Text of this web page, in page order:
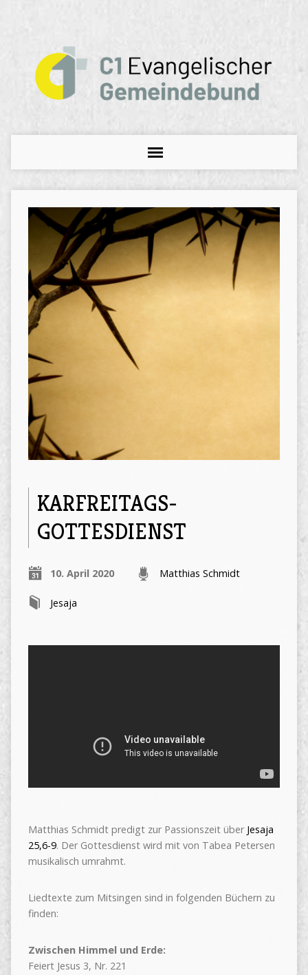
KARFREITAGS-
GOTTESDIENST
10. April 2020 Matthias Schmidt
Jesaja
Matthias Schmidt predigt zur Passionszeit über Jesaja
25,6-9. Der Gottesdienst wird mit von Tabea Petersen
musikalisch umrahmt.
Liedtexte zum Mitsingen sind in folgenden Büchern zu
finden:
Zwischen Himmel und Erde:
Feiert Jesus 3, Nr. 221